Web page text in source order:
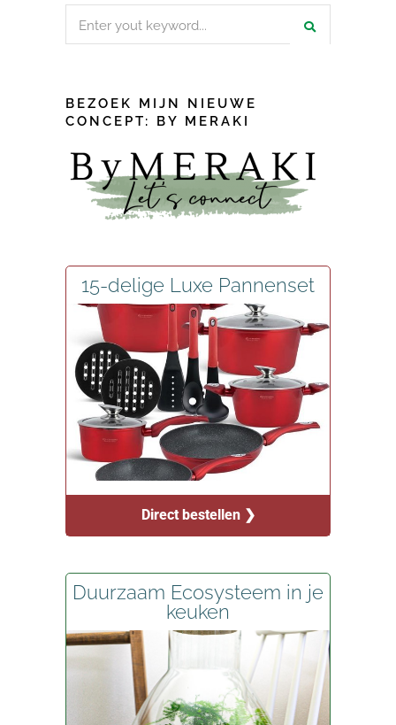
BEZOEK MIJN NIEUWE
CONCEPT: BY MERAKI
15-delige Luxe Pannenset
Direct bestellen ❯
Duurzaam Ecosysteem in je
keuken